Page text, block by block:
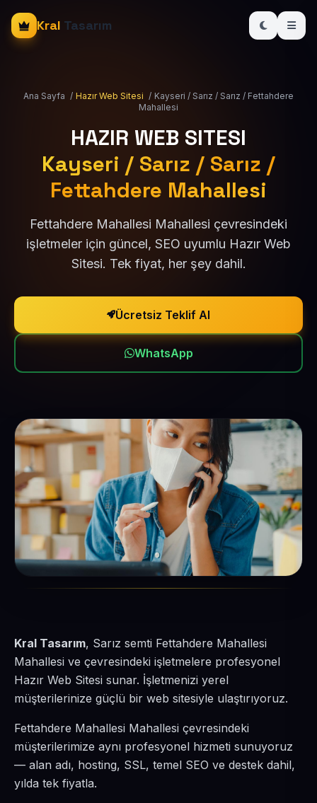
Kral Tasarım
Ana Sayfa / Hazır Web Sitesi / Kayseri / Sarız / Sarız / Fettahdere
Mahallesi
HAZIR WEB SITESI
Kayseri / Sarız / Sarız /
Fettahdere Mahallesi
Fettahdere Mahallesi Mahallesi çevresindeki
işletmeler için güncel, SEO uyumlu Hazır Web
Sitesi. Tek fiyat, her şey dahil.
Ücretsiz Teklif Al
WhatsApp
Kral Tasarım, Sarız semti Fettahdere Mahallesi
Mahallesi ve çevresindeki işletmelere profesyonel
Hazır Web Sitesi sunar. İşletmenizi yerel
müşterilerinize güçlü bir web sitesiyle ulaştırıyoruz.
Fettahdere Mahallesi Mahallesi çevresindeki
müşterilerimize aynı profesyonel hizmeti sunuyoruz
— alan adı, hosting, SSL, temel SEO ve destek dahil,
yılda tek fiyatla.